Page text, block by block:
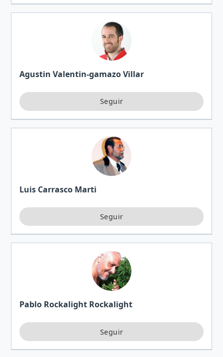
Agustin Valentin-gamazo Villar
Luis Carrasco Marti
Pablo Rockalight Rockalight